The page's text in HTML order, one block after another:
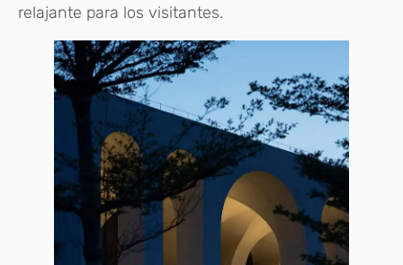
relajante para los visitantes.